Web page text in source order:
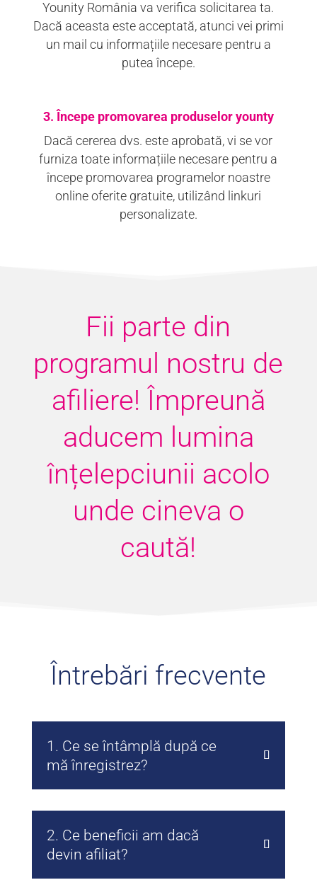
Younity România va verifica solicitarea ta.
Dacă aceasta este acceptată, atunci vei primi
un mail cu informațiile necesare pentru a
putea începe.
3. Începe promovarea produselor younty
Dacă cererea dvs. este aprobată, vi se vor
furniza toate informațiile necesare pentru a
începe promovarea programelor noastre
online oferite gratuite, utilizând linkuri
personalizate.
Fii parte din
programul nostru de
afiliere! Împreună
aducem lumina
înțelepciunii acolo
unde cineva o
caută!
Întrebări frecvente
1. Ce se întâmplă după ce
mă înregistrez?
2. Ce beneficii am dacă
devin afiliat?